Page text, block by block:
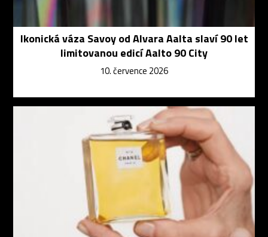
Ikonická váza Savoy od Alvara Aalta slaví 90 let
limitovanou edicí Aalto 90 City
10. července 2026